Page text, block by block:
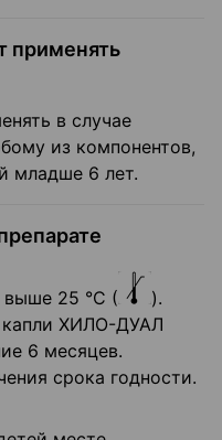
применять
в случае
из компонентов,
младше 6 лет.
выше 25 °C (
).
капли ХИЛО-ДУАЛ
6 месяцев.
срока годности.